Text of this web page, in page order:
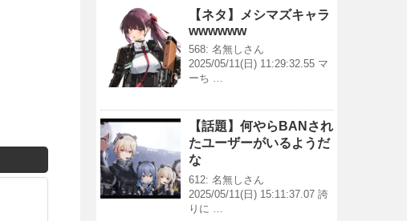
【ネタ】メシマズキャラ
wwwwww
568: 名無しさん
2025/05/11(日) 11:29:32.55 マ
ーち …
【話題】何やらBANされ
たユーザーがいるようだ
な
612: 名無しさん
2025/05/11(日) 15:11:37.07 誇
りに …